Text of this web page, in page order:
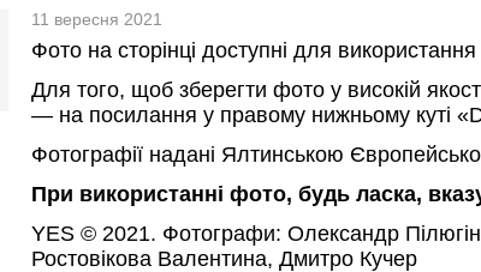
11 вересня 2021
Фото на сторінці доступні для
Для того, щоб зберегти фото у високій
— на посилання у правому нижньому куті
Фотографії надані Ялтинською
При використанні фото, будь ласка,
YES © 2021. Фотографи: Олександр
Ростовікова Валентина, Дмитро Кучер